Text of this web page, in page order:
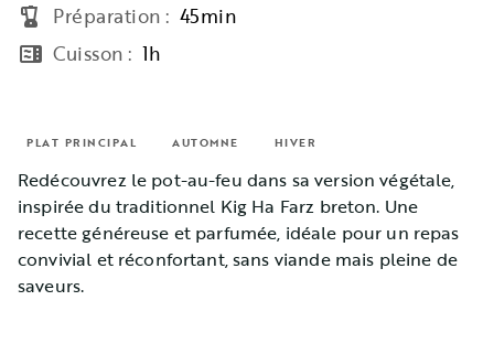
blender Préparation : 45min
microwave Cuisson : 1h
PLAT PRINCIPAL AUTOMNE HIVER
Redécouvrez le pot-au-feu dans sa version végétale,
inspirée du traditionnel Kig Ha Farz breton. Une
recette généreuse et parfumée, idéale pour un repas
convivial et réconfortant, sans viande mais pleine de
saveurs.